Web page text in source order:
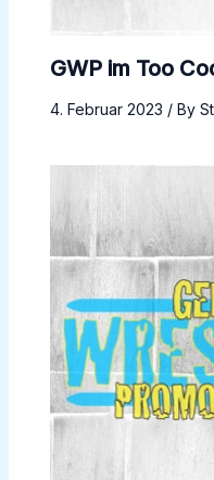
GWP im Too
4. Februar 2023 / By